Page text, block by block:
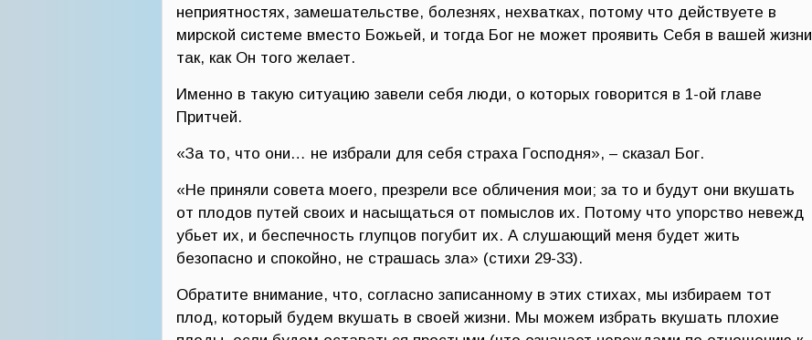
неприятностях, замешательстве, болезнях, нехватках, потому что действуете в
мирской системе вместо Божьей, и тогда Бог не может проявить Себя в вашей жизни
так, как Он того желает.
Именно в такую ситуацию завели себя люди, о которых говорится в 1-ой главе
Притчей.
«За то, что они… не избрали для себя страха Господня», – сказал Бог.
«Не приняли совета моего, презрели все обличения мои; за то и будут они вкушать
от плодов путей своих и насыщаться от помыслов их. Потому что упорство невежд
убьет их, и беспечность глупцов погубит их. А слушающий меня будет жить
безопасно и спокойно, не страшась зла» (стихи 29-33).
Обратите внимание, что, согласно записанному в этих стихах, мы избираем тот
плод, который будем вкушать в своей жизни. Мы можем избрать вкушать плохие